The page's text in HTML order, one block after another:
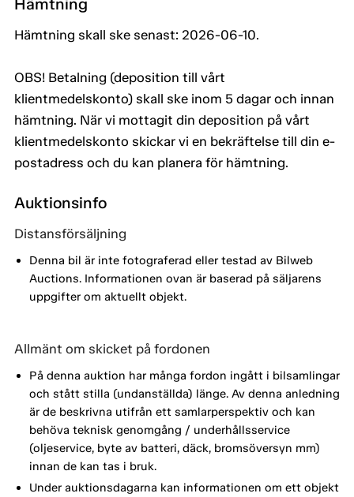
Hämtning
Hämtning skall ske senast: 2026-06-10.
OBS! Betalning (deposition till vårt
klientmedelskonto) skall ske inom 5 dagar och innan
hämtning. När vi mottagit din deposition på vårt
klientmedelskonto skickar vi en bekräftelse till din e-
postadress och du kan planera för hämtning.
Auktionsinfo
Distansförsäljning
Denna bil är inte fotograferad eller testad av Bilweb
Auctions. Informationen ovan är baserad på säljarens
uppgifter om aktuellt objekt.
Allmänt om skicket på fordonen
På denna auktion har många fordon ingått i bilsamlingar
och stått stilla (undanställda) länge. Av denna anledning
är de beskrivna utifrån ett samlarperspektiv och kan
behöva teknisk genomgång / underhållsservice
(oljeservice, byte av batteri, däck, bromsöversyn mm)
innan de kan tas i bruk.
Under auktionsdagarna kan informationen om ett objekt